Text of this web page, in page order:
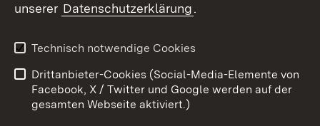
Barrierefreiheit
Kontakt
Cookies
unserer Datenschutzerklärung.
Technisch notwendige Cookies
Drittanbieter-Cookies (Social-Media-Elemente von
Facebook, X / Twitter und Google werden auf der
gesamten Webseite aktiviert.)